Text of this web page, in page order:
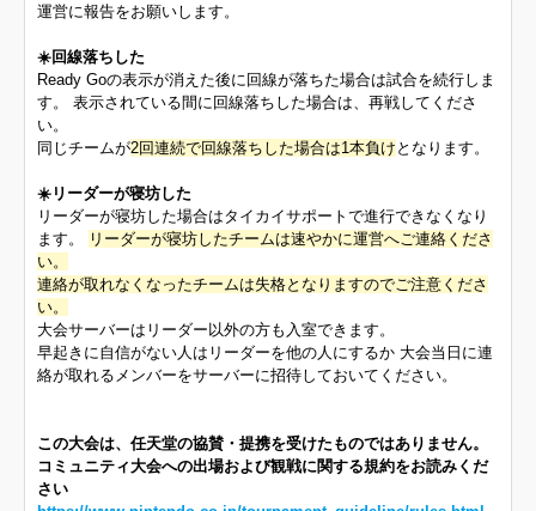
運営に報告をお願いします。
☀️回線落ちした
Ready Goの表示が消えた後に回線が落ちた場合は試合を続行しま
す。 表示されている間に回線落ちした場合は、再戦してくださ
い。
同じチームが2回連続で回線落ちした場合は1本負け となります。
☀️リーダーが寝坊した
リーダーが寝坊した場合はタイカイサポートで進行できなくなり
ます。
リーダーが寝坊したチームは速やかに運営へご連絡くださ
い。
連絡が取れなくなったチームは失格となりますのでご注意くださ
い。
大会サーバーはリーダー以外の方も入室できます。
早起きに自信がない人はリーダーを他の人にするか 大会当日に連
絡が取れるメンバーをサーバーに招待しておいてください。
この大会は、任天堂の協賛・提携を受けたものではありません。
コミュニティ大会への出場および観戦に関する規約をお読みくだ
さい